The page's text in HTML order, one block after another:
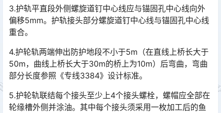
3.护轨平直段外侧螺旋道钉中心线应与锚固孔中心线向外
偏移5mm。护轨接头部分螺旋道钉中心线与锚固孔中心线
重合。
4.护轮轨两端伸出防护地段不小于5m（在直线上桥长大于
50m，曲线上桥长大于30m的桥上为10m）后弯曲，弯曲
部分长度参照《专线3384》设计标准。
5.护轮轨联结每个接头至少上4个接头螺栓，螺帽应全部在
轮缘槽外侧并涂油。其中每个接头须采用一枚加工后的鱼